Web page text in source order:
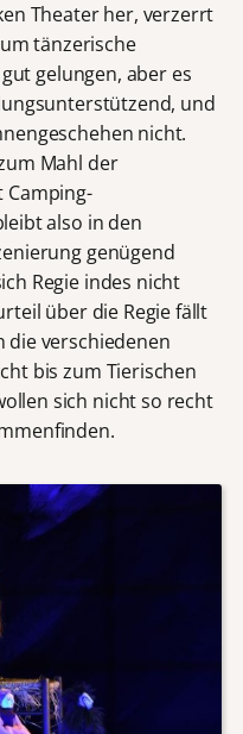
Theater her, verzerrt
tänzerische
gelungen, aber es
und
nicht.
Mahl der
also in den
genügend
Regie indes nicht
über die Regie fällt
die verschiedenen
bis zum Tierischen
sich nicht so recht